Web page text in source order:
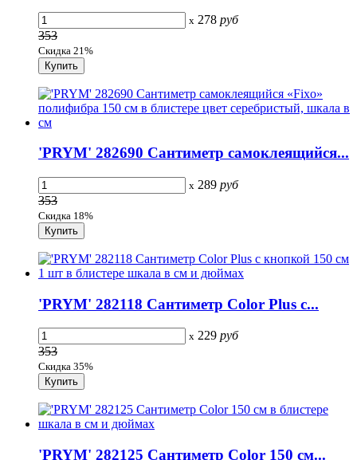
x 278 руб
353
Скидка 21%
'PRYM' 282690 Сантиметр самоклеящийся...
x 289 руб
353
Скидка 18%
'PRYM' 282118 Сантиметр Color Plus с...
x 229 руб
353
Скидка 35%
'PRYM' 282125 Сантиметр Color 150 см...